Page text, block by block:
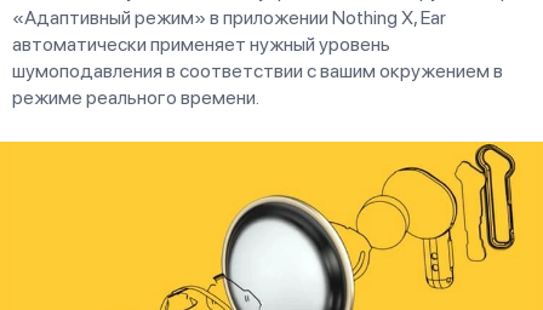
«Адаптивный режим» в приложении Nothing X, Ear
автоматически применяет нужный уровень
шумоподавления в соответствии с вашим окружением в
режиме реального времени.